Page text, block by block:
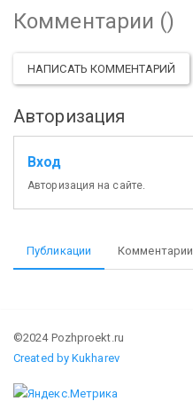
Комментарии ()
НАПИСАТЬ КОММЕНТАРИЙ
Авторизация
Вход
Авторизация на сайте.
Публикации Комментарии
©2024 Pozhproekt.ru
Created by Kukharev